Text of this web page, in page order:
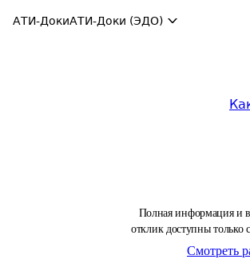
АТИ-ДокиАТИ-Доки (ЭДО)
Полная информация и
отклик доступны только
Смотреть